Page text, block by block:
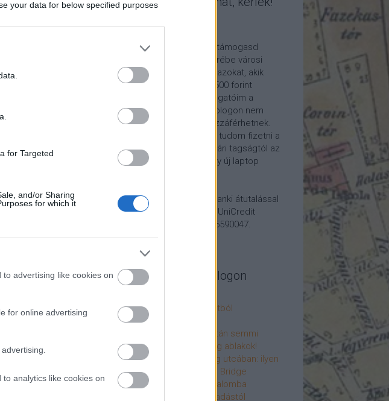
your data for below specified purposes
for Targeted
and/or Sharing
for which it
advertising like cookies on
for online advertising
analytics like cookies on
tartom.
a fejlesztés…
normanfoster
Ha tetszik a blogom, kérlek támogasd
munkámat anyagilag is! Cserébe városi
sétára hívom meg időnként azokat, akik
legalább havi 5 euró vagy 2500 forint
támogatást küldenek. Támogatóim a
Patreon.com-on exkluzív, a blogon nem
elérhető tartalmakhoz is hozzáférhetnek.
Támogatásod segítségével tudom fizetni a
munkám költségeit a könyvtári tagságtól az
Arcanum előfizetésen át egy új laptop
Támogatásodat egyszerű banki átutalással
is megteheted: Papp Géza, UniCredit
Bank, 10918001-00000022-65590047.
Közlemény: Fővárosi Blog
A legújabb cikkek a blogon
Egy fogorvosi rendelő a múltból
Bush a 4-es metrón
HÉV: tervezik, megígérik, aztán semmi
És újjászülettek az ólomüveg ablakok!
Meghökkentő terek a Mérleg utcában: ilyen
lett a Mamaison Hotel Chain Bridge
Új élet költözött a Hengermalomba
A Váralagút története: az átadástól